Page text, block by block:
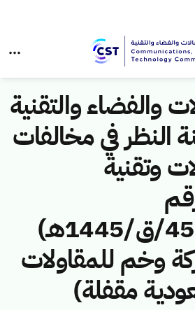
والفضاء والتقنية
النظر في مخالفات
وتقنية
(451141359/ق/1445هـ)
وخم للمقاولات
مقفلة)